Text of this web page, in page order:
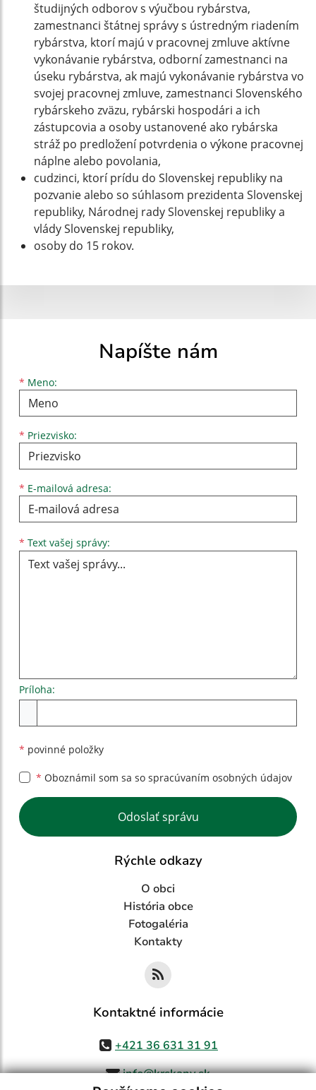
študijných odborov s výučbou rybárstva,
zamestnanci štátnej správy s ústredným riadením
rybárstva, ktorí majú v pracovnej zmluve aktívne
vykonávanie rybárstva, odborní zamestnanci na
úseku rybárstva, ak majú vykonávanie rybárstva vo
svojej pracovnej zmluve, zamestnanci Slovenského
rybárskeho zväzu, rybárski hospodári a ich
zástupcovia a osoby ustanovené ako rybárska
stráž po predložení potvrdenia o výkone pracovnej
náplne alebo povolania,
cudzinci, ktorí prídu do Slovenskej republiky na
pozvanie alebo so súhlasom prezidenta Slovenskej
republiky, Národnej rady Slovenskej republiky a
vlády Slovenskej republiky,
osoby do 15 rokov.
Napíšte nám
* Meno:
Meno
* Priezvisko:
Priezvisko
* E-mailová adresa:
E-mailová adresa
* Text vašej správy:
Príloha:
* povinné položky
* Oboznámil som sa so spracúvaním osobných údajov
Google reCaptcha Response
Odoslať správu
Rýchle odkazy
O obci
História obce
Fotogaléria
Kontakty
Kontaktné informácie
+421 36 631 31 91
info@krskany.sk